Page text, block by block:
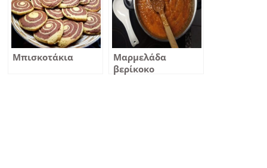
Μπισκοτάκια
Μαρμελάδα
βερίκοκο